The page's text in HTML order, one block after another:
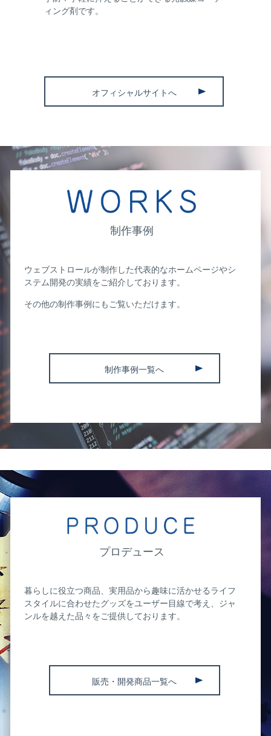
ィング剤です。
オフィシャルサイトへ
制作事例
ウェブストロールが制作した代表的なホームページやシ
ステム開発の実績をご紹介しております。
その他の制作事例にもご覧いただけます。
制作事例一覧へ
プロデュース
暮らしに役立つ商品、実用品から趣味に活かせるライフ
スタイルに合わせたグッズをユーザー目線で考え、ジャ
ンルを越えた品々をご提供しております。
販売・開発商品一覧へ